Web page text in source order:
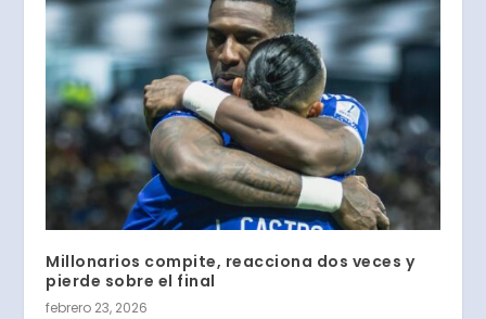
Millonarios compite, reacciona dos veces y
pierde sobre el final
febrero 23, 2026